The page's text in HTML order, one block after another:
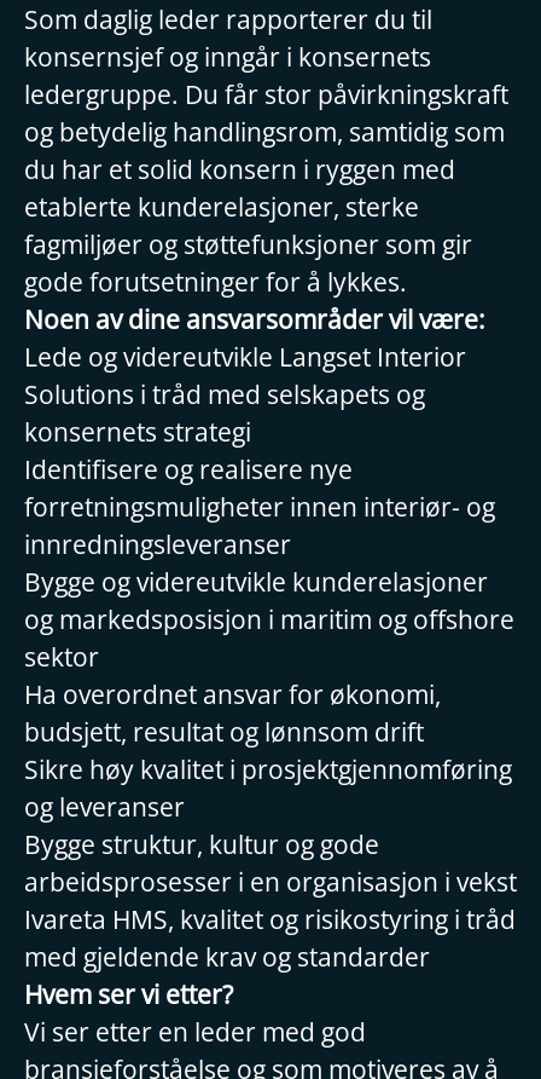
Som daglig leder rapporterer du til
konsernsjef og inngår i konsernets
ledergruppe. Du får stor påvirkningskraft
og betydelig handlingsrom, samtidig som
du har et solid konsern i ryggen med
etablerte kunderelasjoner, sterke
fagmiljøer og støttefunksjoner som gir
gode forutsetninger for å lykkes.
Noen av dine ansvarsområder vil være:
Lede og videreutvikle Langset Interior
Solutions i tråd med selskapets og
konsernets strategi
Identifisere og realisere nye
forretningsmuligheter innen interiør- og
innredningsleveranser
Bygge og videreutvikle kunderelasjoner
og markedsposisjon i maritim og offshore
sektor
Ha overordnet ansvar for økonomi,
budsjett, resultat og lønnsom drift
Sikre høy kvalitet i prosjektgjennomføring
og leveranser
Bygge struktur, kultur og gode
arbeidsprosesser i en organisasjon i vekst
Ivareta HMS, kvalitet og risikostyring i tråd
med gjeldende krav og standarder
Hvem ser vi etter?
Vi ser etter en leder med god
bransjeforståelse og som motiveres av å